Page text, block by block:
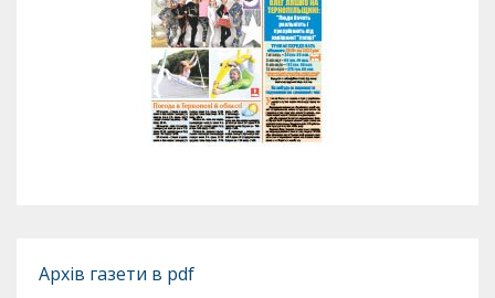
Архів газети в pdf